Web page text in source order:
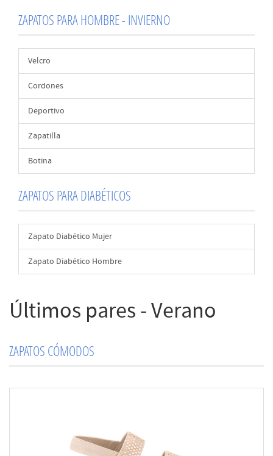
ZAPATOS PARA HOMBRE - INVIERNO
Velcro
Cordones
Deportivo
Zapatilla
Botina
ZAPATOS PARA DIABÉTICOS
Zapato Diabético Mujer
Zapato Diabético Hombre
Últimos pares - Verano
ZAPATOS CÓMODOS